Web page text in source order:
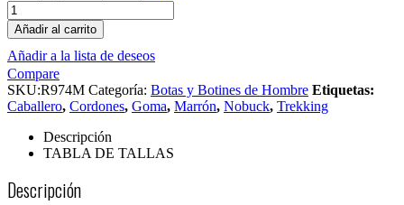
Añadir al carrito
Añadir a la lista de deseos
Compare
SKU:R974M Categoría: Botas y Botines de Hombre Etiquetas:
Caballero, Cordones, Goma, Marrón, Nobuck, Trekking
Descripción
TABLA DE TALLAS
Descripción